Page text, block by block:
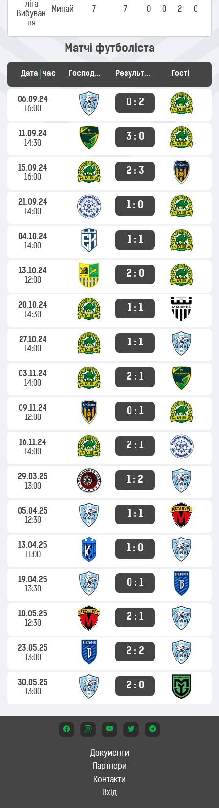
ліга
Вибуван
ня
Минай 7 7 0 0 2 0
Матчі футболіста
Дата час Господарі Результат Гості
06.09.24
16:00
0 : 2
11.09.24
14:30
3 : 0
15.09.24
16:00
2 : 3
21.09.24
14:00
1 : 0
04.10.24
14:00
1 : 1
13.10.24
12:00
2 : 0
20.10.24
14:30
1 : 1
27.10.24
14:00
1 : 1
03.11.24
14:00
2 : 1
09.11.24
12:00
0 : 1
16.11.24
14:00
2 : 1
29.03.25
13:00
1 : 2
05.04.25
12:30
1 : 1
13.04.25
11:00
1 : 0
19.04.25
13:30
0 : 1
10.05.25
12:30
2 : 1
23.05.25
13:00
2 : 2
30.05.25
13:00
2 : 0
Документи
Партнери
Контакти
Вхід